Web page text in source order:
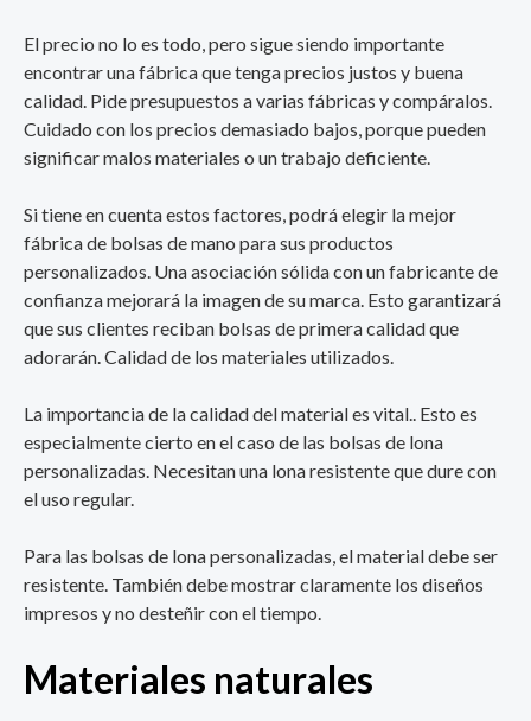
El precio no lo es todo, pero sigue siendo importante
encontrar una fábrica que tenga precios justos y buena
calidad. Pide presupuestos a varias fábricas y compáralos.
Cuidado con los precios demasiado bajos, porque pueden
significar malos materiales o un trabajo deficiente.
Si tiene en cuenta estos factores, podrá elegir la mejor
fábrica de bolsas de mano para sus productos
personalizados. Una asociación sólida con un fabricante de
confianza mejorará la imagen de su marca. Esto garantizará
que sus clientes reciban bolsas de primera calidad que
adorarán. Calidad de los materiales utilizados.
La importancia de la calidad del material es vital.. Esto es
especialmente cierto en el caso de las bolsas de lona
personalizadas. Necesitan una lona resistente que dure con
el uso regular.
Para las bolsas de lona personalizadas, el material debe ser
resistente. También debe mostrar claramente los diseños
impresos y no desteñir con el tiempo.
Materiales naturales